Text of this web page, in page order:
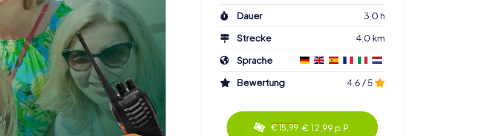
Dauer
3,0 h
Strecke
4,0 km
Sprache
Bewertung
4,6 / 5
€ 15,99 € 12,99 p.P.